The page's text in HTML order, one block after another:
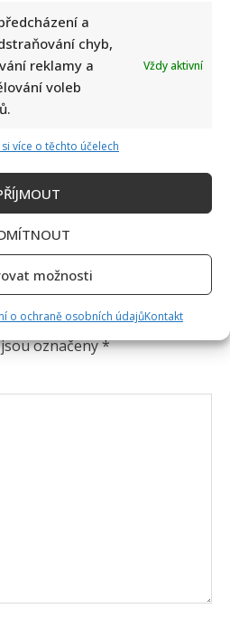
a
chyb,
reklamy a
voleb
Vždy aktivní
více o těchto účelech
možnosti
o ochraně osobních údajůKontakt
zveřejněna.
označeny*